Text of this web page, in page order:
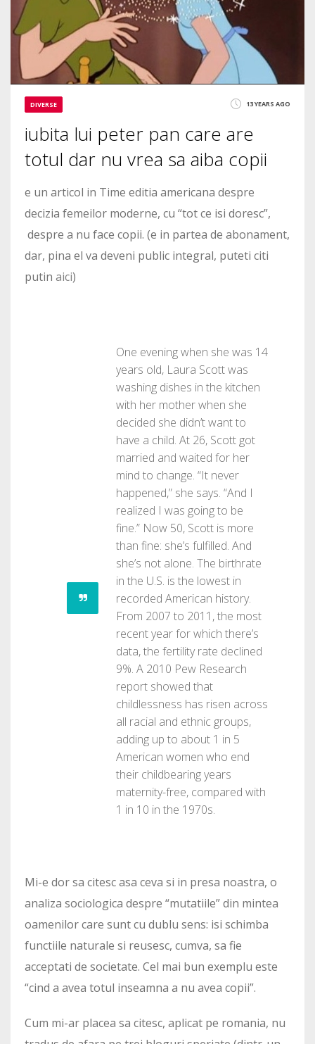
DIVERSE 13 YEARS AGO
iubita lui peter pan care are
totul dar nu vrea sa aiba copii
e un articol in Time editia americana despre
decizia femeilor moderne, cu “tot ce isi doresc”,
despre a nu face copii. (e in partea de abonament,
dar, pina el va deveni public integral, puteti citi
putin aici)
One evening when she was 14
years old, Laura Scott was
washing dishes in the kitchen
with her mother when she
decided she didn’t want to
have a child. At 26, Scott got
married and waited for her
mind to change. “It never
happened,” she says. “And I
realized I was going to be
fine.” Now 50, Scott is more
than fine: she’s fulfilled. And
she’s not alone. The birthrate
in the U.S. is the lowest in
recorded American history.
From 2007 to 2011, the most
recent year for which there’s
data, the fertility rate declined
9%. A 2010 Pew Research
report showed that
childlessness has risen across
all racial and ethnic groups,
adding up to about 1 in 5
American women who end
their childbearing years
maternity-free, compared with
1 in 10 in the 1970s.
Mi-e dor sa citesc asa ceva si in presa noastra, o
analiza sociologica despre “mutatiile” din mintea
oamenilor care sunt cu dublu sens: isi schimba
functiile naturale si reusesc, cumva, sa fie
acceptati de societate. Cel mai bun exemplu este
“cind a avea totul inseamna a nu avea copii”.
Cum mi-ar placea sa citesc, aplicat pe romania, nu